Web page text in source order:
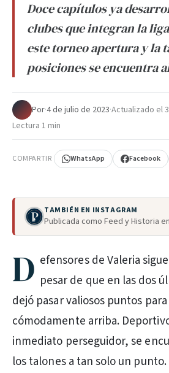
Doce capítulos ya
clubes que integran la
este torneo apertura y la
posiciones se encuentra
Por·4 de julio de 2023·Actualizado el
Lectura 1 min
COMPARTIR WhatsApp Facebook
TAMBIÉN EN INSTAGRAM
Publicada como Feed y Historia en
D efensores de Valeria
pesar de que en las dos
dejó pasar valiosos puntos
cómodamente arriba.
inmediato perseguidor, se
los talones a tan solo un